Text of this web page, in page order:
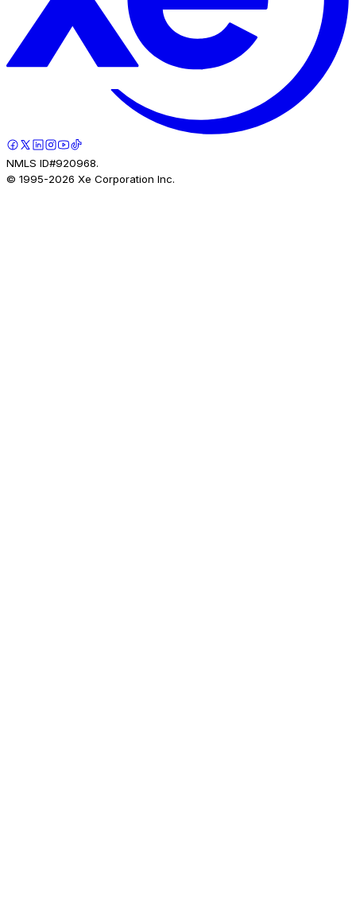
NMLS ID#920968.
© 1995-2026 Xe Corporation Inc.